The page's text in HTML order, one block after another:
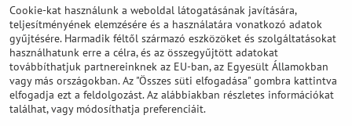
Hogyan válasszuk ki a megfelelő felfüggesztési villát ?
Hogyan válasszuk ki a megfelelő méretű sisakot?
Shimano E-Bike Akkumulátor Útmutató
Schwalbe Tubeless Gumik Felfedezése
Cookie-kat használunk a weboldal látogatásának javítására,
teljesítményének elemzésére és a használatára vonatkozó adatok
gyűjtésére. Harmadik féltől származó eszközöket és szolgáltatásokat
használhatunk erre a célra, és az összegyűjtött adatokat
továbbíthatjuk partnereinknek az EU-ban, az Egyesült Államokban
vagy más országokban. Az "Összes süti elfogadása" gombra kattintva
elfogadja ezt a feldolgozást. Az alábbiakban részletes információkat
találhat, vagy módosíthatja preferenciáit.